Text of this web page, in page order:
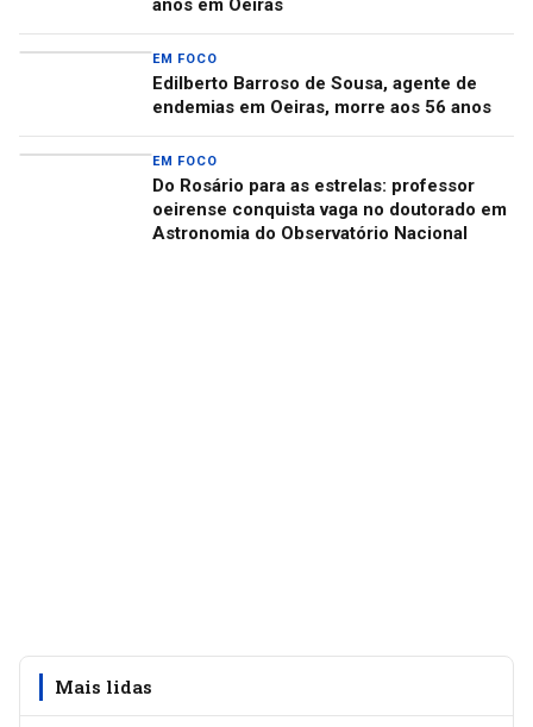
anos em Oeiras
EM FOCO
Edilberto Barroso de Sousa, agente de
endemias em Oeiras, morre aos 56 anos
EM FOCO
Do Rosário para as estrelas: professor
oeirense conquista vaga no doutorado em
Astronomia do Observatório Nacional
Mais lidas